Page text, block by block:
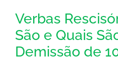
Verbas
São e Quais
Demissão de